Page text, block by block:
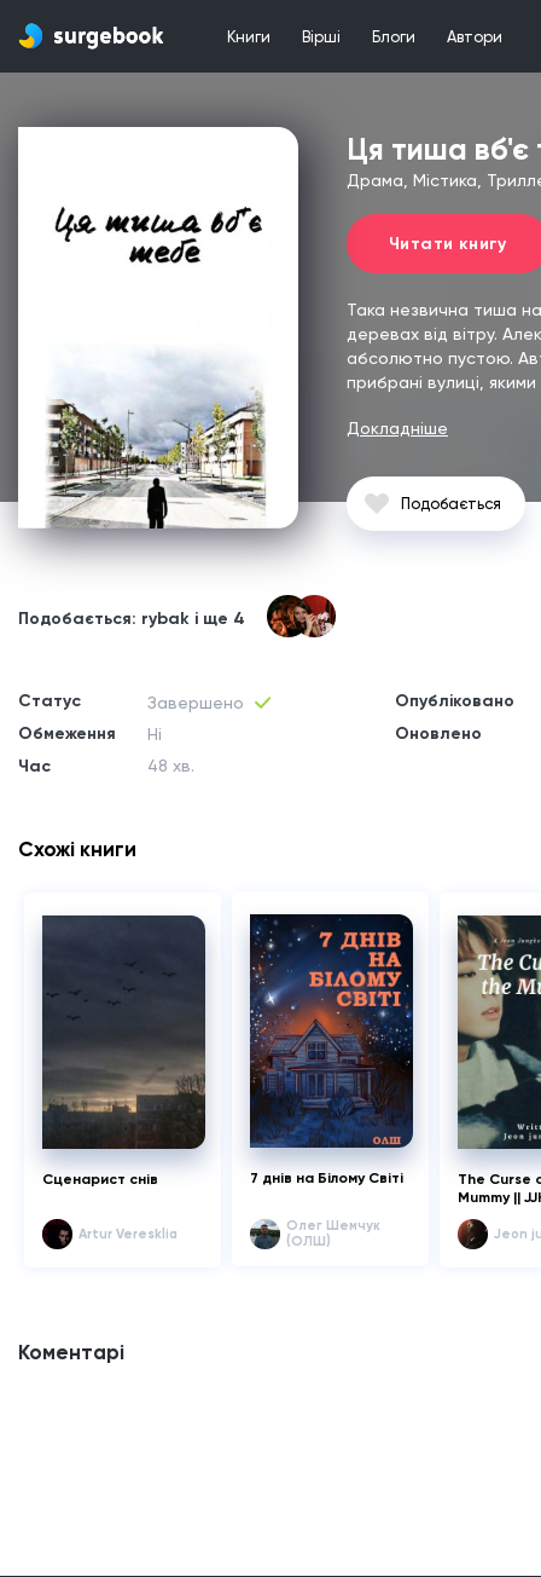
Книги Вірші Блоги Автори
Ця тиша вб'є
Драма, Містика,
Читати книгу
Така незвична тиша
деревах від вітру.
абсолютно пустою.
прибрані вулиці,
Докладніше
Подобається
Подобається: rybak і ще 4
Статус
Обмеження
Час
Завершено
Ні
48 хв.
Опубліковано
Оновлено
Схожі книги
Сценарист снів
Artur Veresklia
7 днів на Білому Світі
Олег Шемчук
(ОЛШ)
The Curse
Mummy ||
Jeon
Коментарі